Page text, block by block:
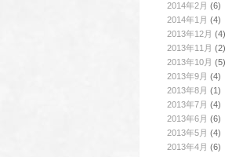
2014年2月 (6)
2014年1月 (4)
2013年12月 (4)
2013年11月 (2)
2013年10月 (5)
2013年9月 (4)
2013年8月 (1)
2013年7月 (4)
2013年6月 (6)
2013年5月 (4)
2013年4月 (6)